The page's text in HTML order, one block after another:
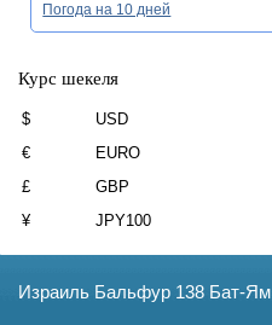
Израиль Бальфур 138 Бат-Ям
Погода на 10 дней
Курс шекеля
$ USD
€
EURO
£
GBP
¥
JPY100